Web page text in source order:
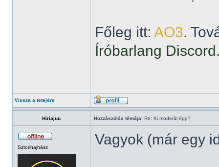
Főleg itt: AO3.
Íróbarlang Discord
Vissza a tetejére
Hiriajuu Hozzászólás témája: Re: Ki moderál épp?
Sztorihajhász Vagyok (már egy